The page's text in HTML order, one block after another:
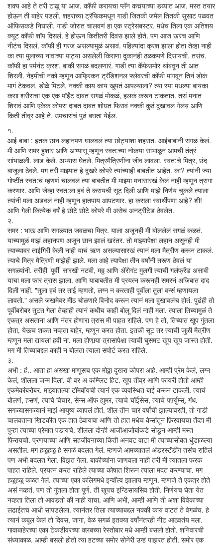
शक्य आहे ते तरी टाळू या आज. कॉफी करायचा प्लॅन कचर्‍याच्या डब्यात आज. मस्त तयार
होऊन ती बाहेर पडली. शहराच्या ट्रॅफिकमधून गाडी जितकी जमेल तितकी सुसाट पळवत
ऑफिसकडे निघाली. गाडी जोरात चालवणं हा एक स्ट्रेसबस्टर. मधेच तिला एक अतिशय
क्यूट कॉफी शॉप दिसलं. हे होऊन कितीतरी दिवस झाले होते. पण आज खरंच आणि
नीटंच दिसलं. कॉफी ही गरज असल्यामुळं असावं. पहिल्यांदा क्रश झाला होता तेव्हा नाही
का त्या मुलाच्या नावाच्या पाट्या असलेली किराणा दुकानंही ठळकपणे दिसायची. तसंच.
कॉफी हा पर्मनंट क्रश. बाकी सगळं बदलणारं. गाडी त्या कॅफेसमोर थांबवून ती आत
शिरली. नेहमीची नको म्हणून आफ्रिकन ट्रॅडिशनल फ्लेवरची कॉफी मागवून तिनं डोकं
मागं टेकवलं. डोळे मिटले. नक्की काय काय खुपतं आपल्याला? त्या स्पा मधल्या बायका
कसा शरीराचा एक एक पॉईंट दाबत सगळं मोकळं, हलकं करून टाकतात. तसं मनात
शिरावं आणि एकेक कोपरा दाबत दाबत शोधत फिरावं नक्की कुठं दुखावलं गेलंय़ आणि
किती तीव्र आहे ते. उपचारांचं पुढं बघता येईल.
१.
आई बाबा : इतकं छान लहानपण घालवलं त्या छोट्याशा शहरात. आईबाबांनी सगळं केलं.
मी आणि समर हुशार आणि अभ्यासू म्हणून स्वत:च्या नोकर्‍या सांभाळून आमची तंत्रं
सांभाळली. लाड केले. अभ्यास घेतले. मित्रमैत्रिणींना जीव लावला. स्वत:चे मित्र, छंद
बाजूला ठेवले. मग तरी माझ्यात हे दुखरे कोपरे त्यांच्याही बाबतीत आहेत. का? त्यांनी ज्या
गोष्टींत स्वत:चं म्हणणं चालवलं त्या बाबतीत मी माझ्या मनासारखं केलं नाही म्हणून त्रागा
करणार. आणि जेव्हा स्वत:ला हवं ते करायची सूट दिली आणि माझे निर्णय चुकले त्याला
त्यांनी मला अडवलं नाही म्हणून हातपाय आपटणार. हा कसला स्वार्थीपणा आहे? शी!
आणि गेली कित्येक वर्षं हे छोटे छोटे कोपरे मी असेच अनट्रीटेड ठेवलेत.
२.
समर : भाऊ आणि सगळ्यात जवळचा मित्र. याला अजूनही मी बोललेलं सगळं कळतं.
याच्यामुळं माझं लहानपण अजून छान झालं खरंतर. तो माझ्यापेक्षा लहान असूनही मी
त्याच्यावर ताईगिरी केली नाही याचं ऋण असल्यासारखं त्यानं मला मैत्रीण करून टाकलं.
त्याचे मित्र मैत्रिणी माझेही झाले. मला आहे त्यापेक्षा तीन वर्षांनी तरूण ठेवलं या
सगळ्यांनी. तरीही ’पूर्वी’ सारखी नटवी, मठ्ठ आणि अ‍ॅरोगंट मुलगी त्याची गर्लफ्रेंड असावी
याचा मला फार त्रास झाला. आणि याबाबतीत मी प्रयत्न करूनही समरनं अजिबात दाद
दिली नाही. "तुला हवं तर ताई म्हणतो, लग्न न करताही पूर्वीला तुला वन्सं म्हणायला
लावतो." असले जखमेवर मीठ चोळणारे विनोद करून त्यानं मला दुखावलंच होतं. पुढंही तो
पूर्वीबरोबर तुटत गेला तेव्हाही त्यानं कधीच काही बोलू दिलं नाही मला. त्याला तिच्यामुळं ते
एकत्र असताना आणि नंतर होणारा त्रास मी पाहत राहिले. पण हे तो, तिच्यात खूप गुंतला
होता, येऊच शकत नव्हता बाहेर, म्हणून करत होता. इतकी सूट तर त्याची जुळी मैत्रीण
म्हणून मला द्यायला हवी ना. मला होणार्‍या त्रासापेक्षा त्याची घुसमट खूप खूप जास्त होती.
मग मी तिच्याबद्दल काही न बोलता त्याला सपोर्ट करत राहिले.
३.
अभी : हं.. आता हा अख्खा माणूसच एक मोठ्ठा दुखरा कोपरा आहे. आम्ही प्रेम केलं, लग्न
केलं, शीलला जन्म दिला. वी वर अ कम्प्लिट हिट. खूप तीव्र आणि फायरी होतो आम्ही
एकमेकांबरोबर. माझ्यातल्या टॉमबॉयची त्यानं एक व्यवस्थित बाई करून टाकली. त्याचं
बोलणं, हसणं, त्याचे विचार, सेन्स ऑफ ह्युमर, त्याचे चॉईसेस, त्याचे पर्फ़्युम्स्, गंध.
सगळ्यासगळ्यानं माझं आयुष्य व्यापलं होतं. शील तीन-चार वर्षांची झाल्यावरही, तो गाडी
चालवताना खिडकीत एक हात ठेवायचा आणि तो हात मधेच केसांतून फ़िरवायचा तेंव्हा मी
पुन्हा त्याच्या प्रेमात पडायचे. शीलला दोन्ही आजीआजोबांकडे सोडून आम्ही मस्त
फिरायचो. प्रणयाच्या आणि सहजीवनाच्या किती अनवट वाटा मी त्याच्यासोबत धुंडाळल्या
असतील. मग हळूहळू हे सगळं बदलत गेलं. म्हणजे आमच्यातलं अंडरस्टॅंडींग तसंच राहिलं
पण अभी बदलत गेला. विझत गेला. बाकीच्यांना जाणवला नाही तरी मी त्यातला फरक
पाहत राहिले. प्रयत्न करत राहिले त्याच्या कोषात शिरून त्याला मदत करण्याचा. मग
हळूहळू कळत गेलं. त्याच्या एका कलिगमधे इन्वॉल्व झालाय म्हणून. म्हणजे ते एकत्र होते
असं नव्हतं. पण तो गुंतला होता पूर्ण. ती खूपच इन्डिसायसिव होती. निर्णयच घेता येत
नव्हता तिला तो आवडतो की नाही याचा. आणि अभी, आम्ही आणि ती अशा विवेकाच्या
लढाईतच आधी सापडलेला. त्यानंतर तिला त्याच्याबद्दल नक्की काय वाटतं ते वेगळंच. हे
त्यानं कबूल केलं तो दिवस, जागा, वेळ सगळं इतक्या वर्षांनंतरही नीट आठवतंय मला.
गावाबाहेरच्या एका टेकडीवरच्या क्लबच्या रेस्तोबार मधे आम्ही बसलो होतो. शनिवारची
संध्याकाळ. आम्ही बसलो होतो त्या हटच्या समोर सोनेरी उन्हं पाझरत होती. समोर एक